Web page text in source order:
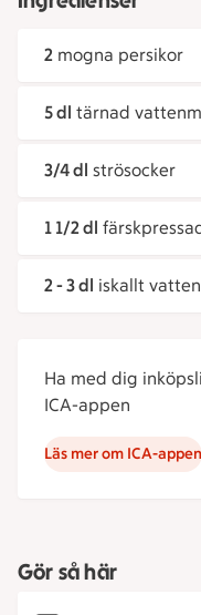
2 mogna persikor
5 dl tärnad
3/4 dl strösocker
1 1/2 dl
2 - 3 dl iskallt vatten
Ha med dig
ICA-appen
Läs mer om ICA-appen
Gör så här